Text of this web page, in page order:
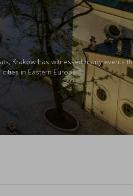
Krakow has witnessed many events
in Eastern Europe.